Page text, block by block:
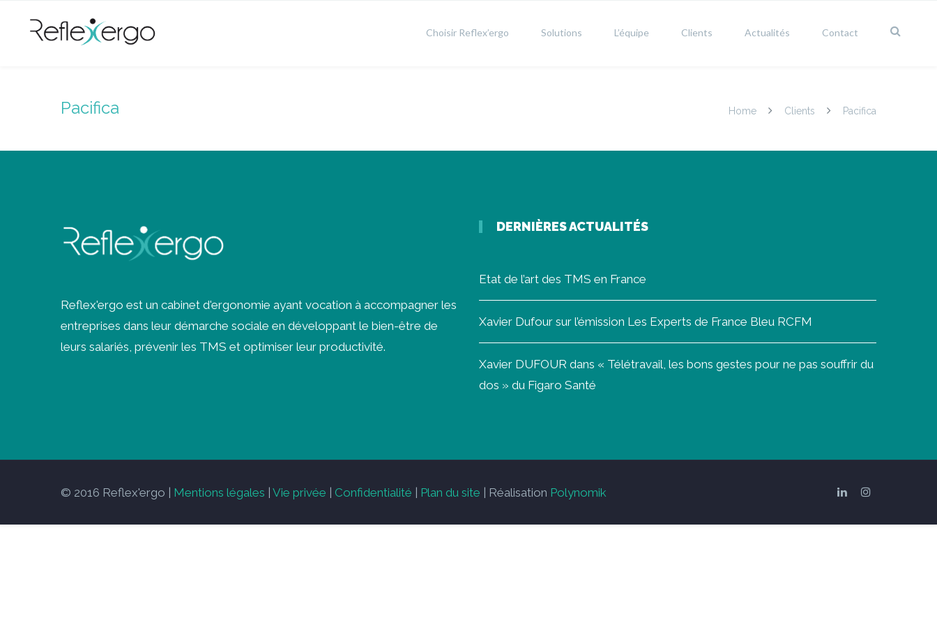
Choisir Reflex’ergo Solutions L’équipe Clients Actualités Contact
Pacifica Home Clients Pacifica
Reflex'ergo est un cabinet d'ergonomie ayant vocation à accompagner les
entreprises dans leur démarche sociale en développant le bien-être de
leurs salariés, prévenir les TMS et optimiser leur productivité.
DERNIÈRES ACTUALITÉS
Etat de l’art des TMS en France
Xavier Dufour sur l’émission Les Experts de France Bleu RCFM
Xavier DUFOUR dans « Télétravail, les bons gestes pour ne pas souffrir du
dos » du Figaro Santé
© 2016 Reflex'ergo | Mentions légales Vie privée Confidentialité Plan du site | Réalisation Polynomik